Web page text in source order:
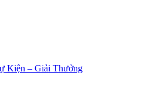
Kiện – Giải Thưởng